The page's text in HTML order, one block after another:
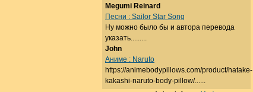
Megumi Reinard
Песни : Sailor Star Song
Ну можно было бы и автора перевода
указать.........
John
Аниме : Naruto
https://animebodypillows.com/product/hatake-
kakashi-naruto-body-pillow/......